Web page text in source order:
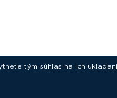
tým súhlas na ich